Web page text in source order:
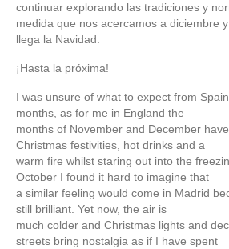
continuar explorando las tradiciones y
medida que nos acercamos a diciembre y
llega la Navidad.
¡Hasta la próxima!
I was unsure of what to expect from
months, as for me in England the
months of November and December
Christmas festivities, hot drinks and a
warm fire whilst staring out into the
October I found it hard to imagine that
a similar feeling would come in Madrid
still brilliant. Yet now, the air is
much colder and Christmas lights and
streets bring nostalgia as if I have spent